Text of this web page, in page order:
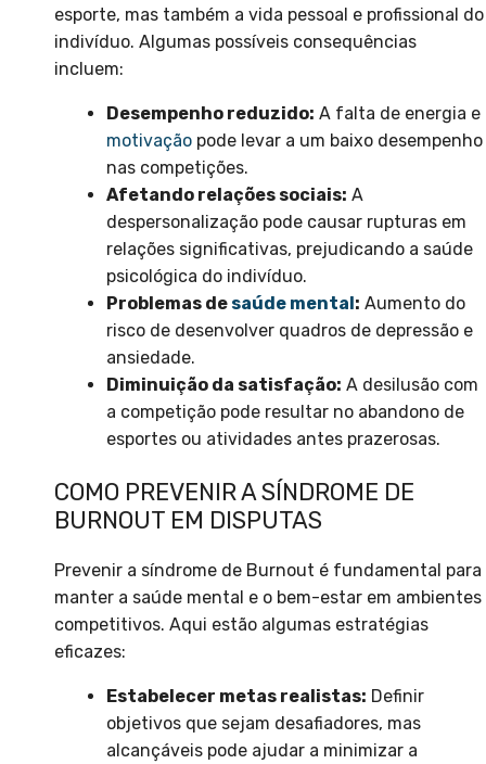
esporte, mas também a vida pessoal e profissional do
indivíduo. Algumas possíveis consequências
incluem:
Desempenho reduzido: A falta de energia e
motivação pode levar a um baixo desempenho
nas competições.
Afetando relações sociais: A
despersonalização pode causar rupturas em
relações significativas, prejudicando a saúde
psicológica do indivíduo.
Problemas de saúde mental: Aumento do
risco de desenvolver quadros de depressão e
ansiedade.
Diminuição da satisfação: A desilusão com
a competição pode resultar no abandono de
esportes ou atividades antes prazerosas.
COMO PREVENIR A SÍNDROME DE
BURNOUT EM DISPUTAS
Prevenir a síndrome de Burnout é fundamental para
manter a saúde mental e o bem-estar em ambientes
competitivos. Aqui estão algumas estratégias
eficazes:
Estabelecer metas realistas: Definir
objetivos que sejam desafiadores, mas
alcançáveis pode ajudar a minimizar a